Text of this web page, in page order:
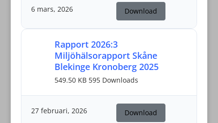
6 mars, 2026 Download
Rapport 2026:3
Miljöhälsorapport Skåne
Blekinge Kronoberg 2025
549.50 KB 595 Downloads
27 februari, 2026 Download